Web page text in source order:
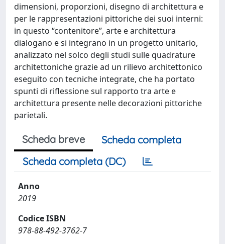
dimensioni, proporzioni, disegno di architettura e
per le rappresentazioni pittoriche dei suoi interni:
in questo “contenitore”, arte e architettura
dialogano e si integrano in un progetto unitario,
analizzato nel solco degli studi sulle quadrature
architettoniche grazie ad un rilievo architettonico
eseguito con tecniche integrate, che ha portato
spunti di riflessione sul rapporto tra arte e
architettura presente nelle decorazioni pittoriche
parietali.
Scheda breve
Scheda completa
Scheda completa (DC)
Anno
2019
Codice ISBN
978-88-492-3762-7